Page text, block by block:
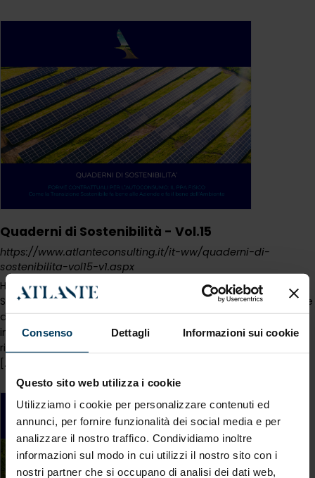
Consenso Dettagli Informazioni sui cookie
Questo sito web utilizza i cookie
Utilizziamo i cookie per personalizzare contenuti ed
annunci, per fornire funzionalità dei social media e per
analizzare il nostro traffico. Condividiamo inoltre
informazioni sul modo in cui utilizzi il nostro sito con i
nostri partner che si occupano di analisi dei dati web,
Quaderni di Sostenibilità - Vol.15
https://www.atlanteconsulting.it/it-ww/quaderni-di-
sostenibilita-vol15-v1.aspx
Highlights >Quaderni di Sostenibilità - Vol.15Quaderni
di
Sostenibilità - Vol.15 29/05/2025 Pubblicato un nuovo volume
della collana "Quadernidi Sostenibilità", strumenti
indispensabili pensati per offrire una lettura accessibile ma
rigorosa delle più recenti evoluzioni normative in materia di
[...]